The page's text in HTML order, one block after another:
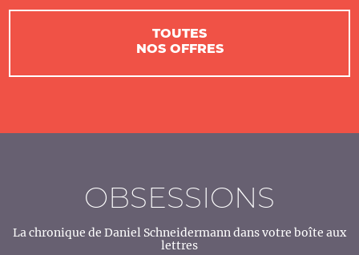
TOUTES
NOS OFFRES
OBSESSIONS
La chronique de Daniel Schneidermann dans votre boîte aux
lettres